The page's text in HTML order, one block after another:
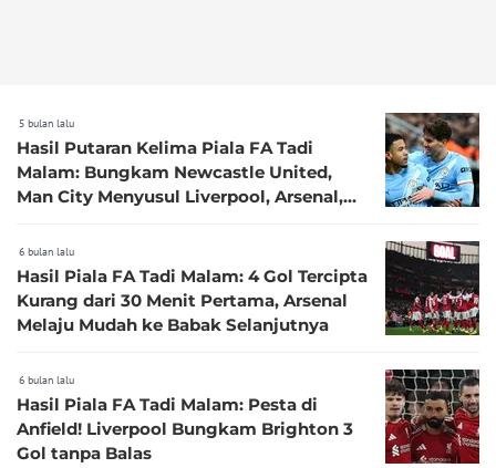
5 bulan lalu
Hasil Putaran Kelima Piala FA Tadi
Malam: Bungkam Newcastle United,
Man City Menyusul Liverpool, Arsenal,
6 bulan lalu
Hasil Piala FA Tadi Malam: 4 Gol Tercipta
Kurang dari 30 Menit Pertama, Arsenal
Melaju Mudah ke Babak Selanjutnya
6 bulan lalu
Hasil Piala FA Tadi Malam: Pesta di
Anfield! Liverpool Bungkam Brighton 3
Gol tanpa Balas